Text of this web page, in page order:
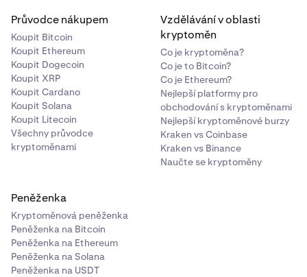
Průvodce nákupem
Koupit Bitcoin
Koupit Ethereum
Koupit Dogecoin
Koupit XRP
Koupit Cardano
Koupit Solana
Koupit Litecoin
Všechny průvodce
kryptoměnami
Vzdělávání v oblasti
kryptoměn
Co je kryptoměna?
Co je to Bitcoin?
Co je Ethereum?
Nejlepší platformy pro
obchodování s kryptoměnami
Nejlepší kryptoměnové burzy
Kraken vs Coinbase
Kraken vs Binance
Naučte se kryptoměny
Peněženka
Kryptoměnová peněženka
Peněženka na Bitcoin
Peněženka na Ethereum
Peněženka na Solana
Peněženka na USDT